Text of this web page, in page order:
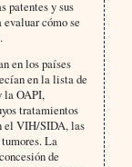
patentes y sus
cómo se
en los países
en la lista de
la OAPI,
tratamientos
el VIH/SIDA, las
La
de